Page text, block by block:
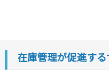
在庫管理が促進す